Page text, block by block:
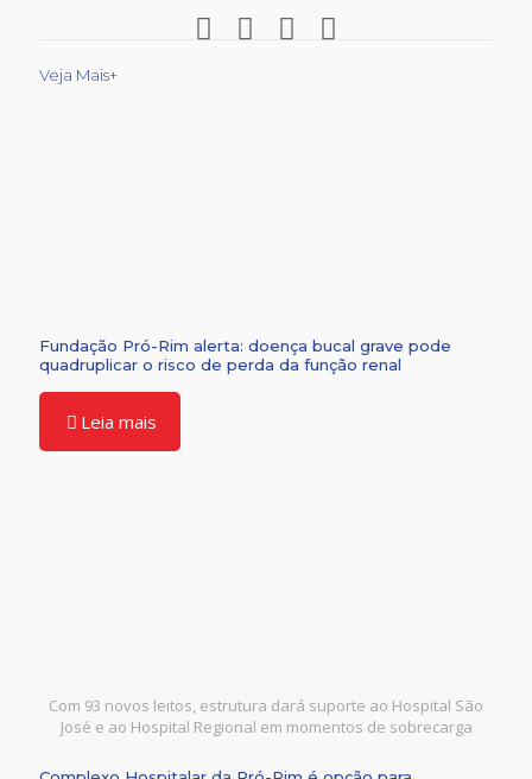
Veja Mais+
Fundação Pró-Rim alerta: doença bucal grave pode
quadruplicar o risco de perda da função renal
Leia mais
Com 93 novos leitos, estrutura dará suporte ao Hospital São
José e ao Hospital Regional em momentos de sobrecarga